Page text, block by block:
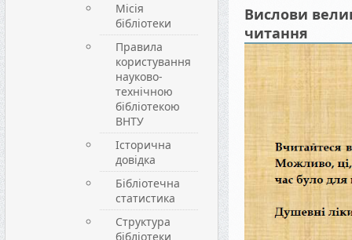
Місія
бібліотеки
Правила
користування
науково-
технічною
бібліотекою
ВНТУ
Історична
довідка
Бібліотечна
статистика
Структура
бібліотеки
Вислови
читання